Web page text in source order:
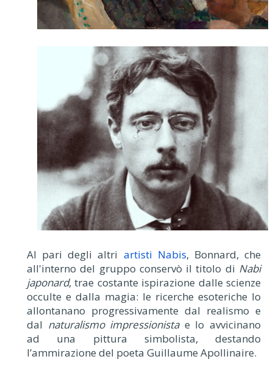
Al pari degli altri artisti Nabis, Bonnard, che
all'interno del gruppo conservò il titolo di Nabi
japonard, trae costante ispirazione dalle scienze
occulte e dalla magia: le ricerche esoteriche lo
allontanano progressivamente dal realismo e
dal naturalismo impressionistae lo avvicinano
ad una pittura simbolista, destando
l’ammirazione del poeta Guillaume Apollinaire.